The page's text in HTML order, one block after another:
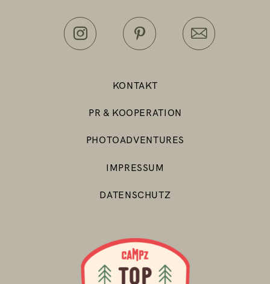
KONTAKT
PR & KOOPERATION
PHOTOADVENTURES
IMPRESSUM
DATENSCHUTZ